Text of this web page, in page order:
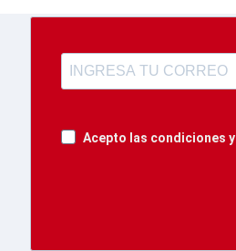
Acepto las condiciones